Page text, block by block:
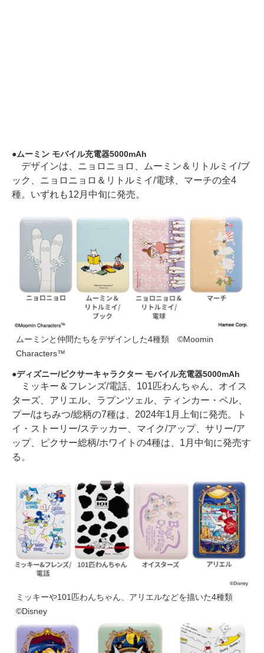
ムーミン モバイル充電器5000mAh
デザインは、ニョロニョロ、ムーミン＆リトルミイ/ブ
ック、ニョロニョロ＆リトルミイ/電球、マーチの全4
種。いずれも12月中旬に発売。
ムーミンと仲間たちをデザインした4種類 ©Moomin
Characters™
ディズニー/ピクサーキャラクター モバイル充電器5000mAh
ミッキー＆フレンズ/電話、101匹わんちゃん、オイス
ターズ、アリエル、ラプンツェル、ティンカー・ベル、
プー/はちみつ/総柄の7種は、2024年1月上旬に発売。ト
イ・ストーリー/ステッカー、マイク/アップ、サリー/ア
ップ、ピクサー総柄/ホワイトの4種は、1月中旬に発売す
る。
ミッキーや101匹わんちゃん、アリエルなどを描いた4種類
©Disney